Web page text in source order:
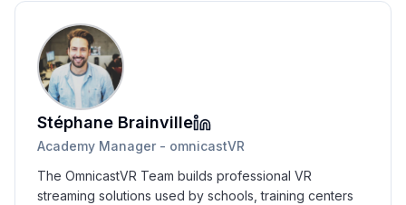
Stéphane Brainville
Academy Manager - omnicastVR
The OmnicastVR Team builds professional VR
streaming solutions used by schools, training centers